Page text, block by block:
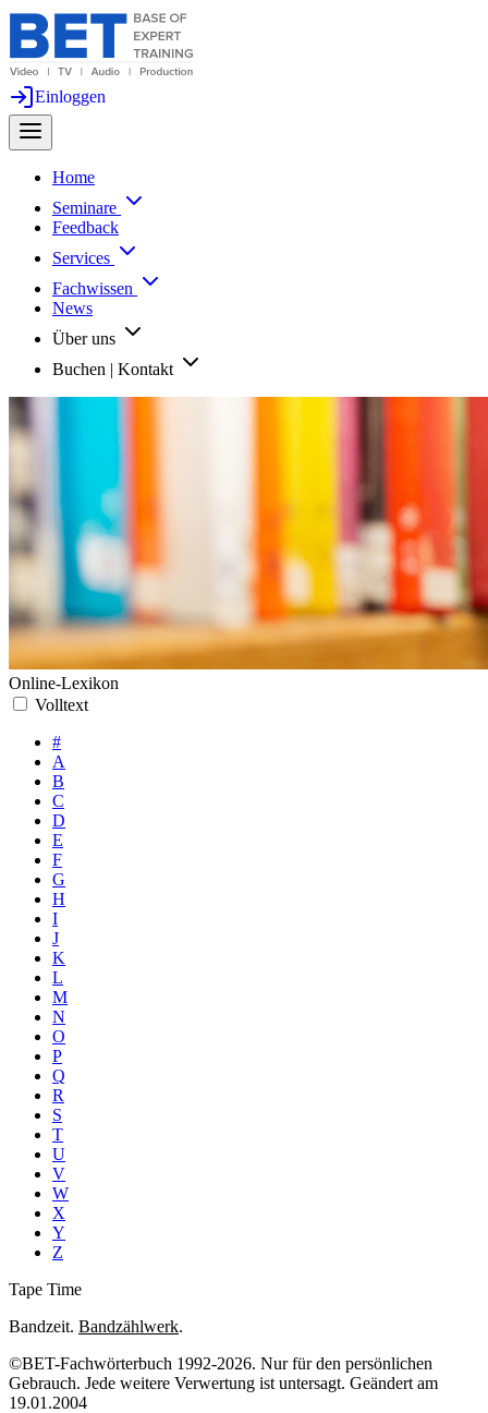
Einloggen
Home
Seminare
Feedback
Services
Fachwissen
News
Über uns
Buchen | Kontakt
Online-Lexikon
Volltext
#
A
B
C
D
E
F
G
H
I
J
K
L
M
N
O
P
Q
R
S
T
U
V
W
X
Y
Z
Tape Time
Bandzeit. Bandzählwerk.
©BET-Fachwörterbuch 1992-2026. Nur für den persönlichen
Gebrauch. Jede weitere Verwertung ist untersagt. Geändert am
19.01.2004